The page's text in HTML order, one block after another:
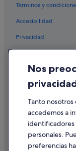
Términos y
Accesibilidad
Privacidad
Condiciones de uso
Información legal/
Pautas sobre el
Ayuda
Nos
Tanto
accedemos a
identificadores
personales.
preferencias